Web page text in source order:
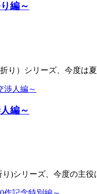
編～
り）シリーズ、今度は
編～
)シリーズ、今度の主役